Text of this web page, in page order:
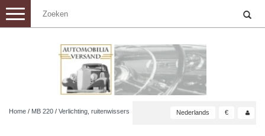
Toggle
navigation
Home / MB 220 / Verlichting, ruitenwissers Nederlands €